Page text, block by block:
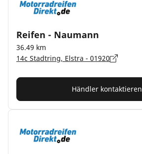
Reifen - Naumann
36.49 km
14c Stadtring, Elstra - 01920
Händler kontaktieren